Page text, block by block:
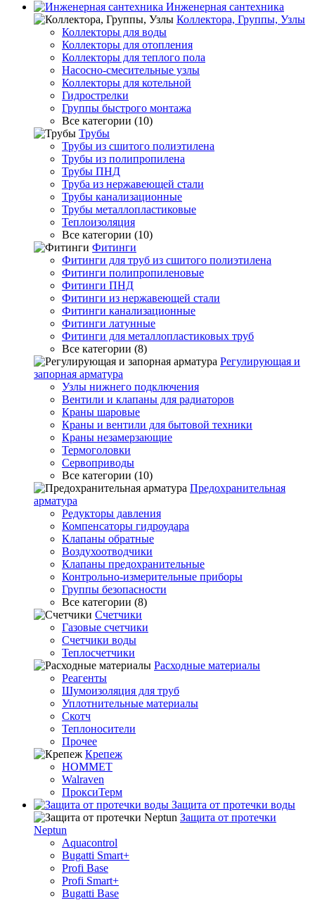
Инженерная сантехника
Коллектора, Группы, Узлы
Коллекторы для воды
Коллекторы для отопления
Коллекторы для теплого пола
Насосно-смесительные узлы
Коллекторы для котельной
Гидрострелки
Группы быстрого монтажа
Все категории (10)
Трубы
Трубы из сшитого полиэтилена
Трубы из полипропилена
Трубы ПНД
Труба из нержавеющей стали
Трубы канализационные
Трубы металлопластиковые
Теплоизоляция
Все категории (10)
Фитинги
Фитинги для труб из сшитого полиэтилена
Фитинги полипропиленовые
Фитинги ПНД
Фитинги из нержавеющей стали
Фитинги канализационные
Фитинги латунные
Фитинги для металлопластиковых труб
Все категории (8)
Регулирующая и
запорная арматура
Узлы нижнего подключения
Вентили и клапаны для радиаторов
Краны шаровые
Краны и вентили для бытовой техники
Краны незамерзающие
Термоголовки
Сервоприводы
Все категории (10)
Предохранительная
арматура
Редукторы давления
Компенсаторы гидроудара
Клапаны обратные
Воздухоотводчики
Клапаны предохранительные
Контрольно-измерительные приборы
Группы безопасности
Все категории (8)
Счетчики
Газовые счетчики
Счетчики воды
Теплосчетчики
Расходные материалы
Реагенты
Шумоизоляция для труб
Уплотнительные материалы
Скотч
Теплоносители
Прочее
Крепеж
HOMMET
Walraven
ПроксиТерм
Защита от протечки воды
Защита от протечки
Neptun
Aquacontrol
Bugatti Smart+
Profi Base
Profi Smart+
Bugatti Base